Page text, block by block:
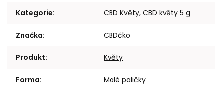
Kategorie: CBD Květy, CBD květy 5 g
Značka: CBDčko
Produkt: Květy
Forma: Malé paličky